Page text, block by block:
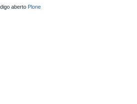
aberto Plone